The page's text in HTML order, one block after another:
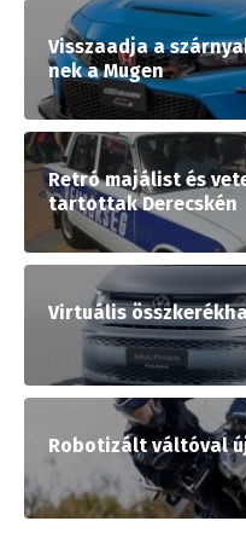
Visszaadja a
nek a Mugen
Retró majálist és
tartottak Derecskén
Virtuális
Robotizált váltóval